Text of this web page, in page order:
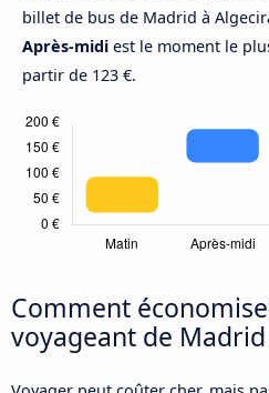
billet de bus de Madrid à
Après-midi est le moment le
partir de 123 €.
Comment
voyageant de